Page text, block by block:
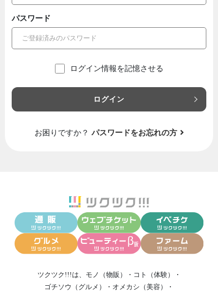
パスワード
ログイン情報を記憶させる
ログイン
お困りですか？ パスワードをお忘れの方
ツクツク!!!は、 モノ（物販） ・ コト（体験）
・
ゴチソウ（グルメ）
・ オメカシ（美容）
・